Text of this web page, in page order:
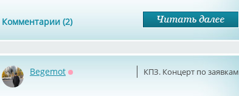
Комментарии (2)
КПЗ. Концерт по заявкам
Begemot